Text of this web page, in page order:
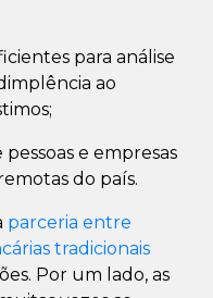
para análise
ao
pessoas e empresas
do país.
parceria entre
tradicionais
Por um lado, as